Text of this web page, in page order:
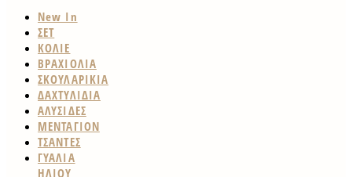
New In
ΣΕΤ
ΚΟΛΙΕ
ΒΡΑΧΙΟΛΙΑ
ΣΚΟΥΛΑΡΙΚΙΑ
ΔΑΧΤΥΛΙΔΙΑ
ΑΛΥΣΙΔΕΣ
ΜΕΝΤΑΓΙΟΝ
ΤΣΑΝΤΕΣ
ΓΥΑΛΙΑ
ΗΛΙΟΥ